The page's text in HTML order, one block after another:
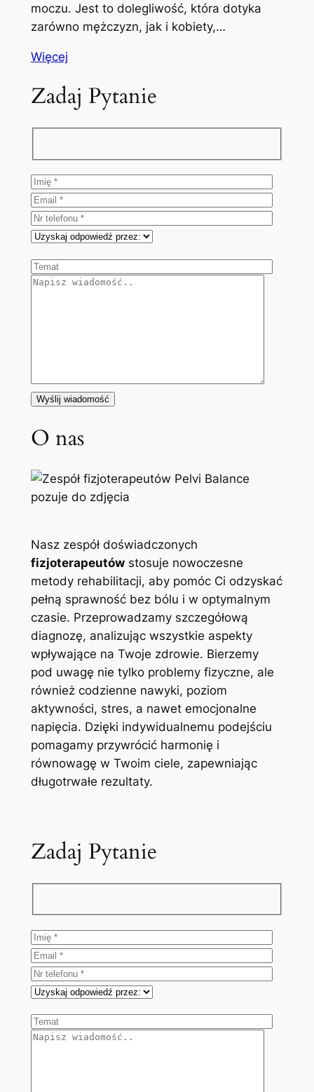
moczu. Jest to dolegliwość, która dotyka
zarówno mężczyzn, jak i kobiety,…
Więcej
Zadaj Pytanie
O nas
Nasz zespół doświadczonych
fizjoterapeutówstosuje nowoczesne
metody rehabilitacji, aby pomóc Ci odzyskać
pełną sprawność bez bólu i w optymalnym
czasie. Przeprowadzamy szczegółową
diagnozę, analizując wszystkie aspekty
wpływające na Twoje zdrowie. Bierzemy
pod uwagę nie tylko problemy fizyczne, ale
również codzienne nawyki, poziom
aktywności, stres, a nawet emocjonalne
napięcia. Dzięki indywidualnemu podejściu
pomagamy przywrócić harmonię i
równowagę w Twoim ciele, zapewniając
długotrwałe rezultaty.
Zadaj Pytanie